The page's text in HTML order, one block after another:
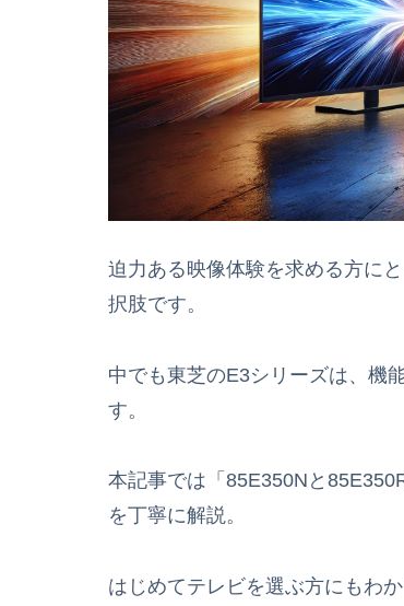
迫力ある映像体験を求める方に
択肢です。
中でも東芝のE3シリーズは、機
す。
本記事では「85E350Nと
を丁寧に解説。
はじめてテレビを選ぶ方にもわ